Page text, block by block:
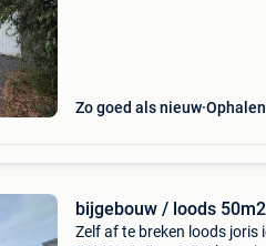
Zo goed als nieuw Ophalen
bijgebouw / loods
Zelf af te breken loods joris